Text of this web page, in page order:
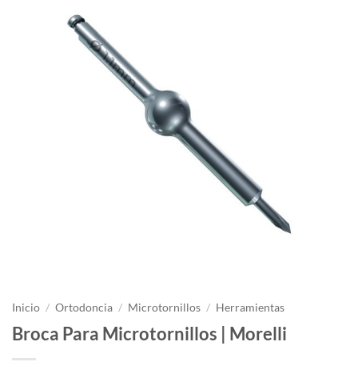
Inicio / Ortodoncia / Microtornillos / Herramientas
Broca Para Microtornillos | Morelli